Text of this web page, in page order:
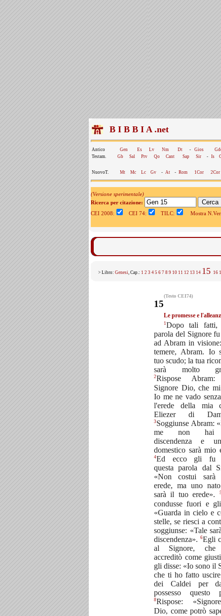
B I B B I A .net
Antico Gen Es Lv Nm Dt - Gios
Testam.
Gb Sal Prv Qo Cant Sap Sir - Is
NuovoT. Mt Mc Lc Gv - At - Rom 1Cor 2Cor
(Versione sperimentale)
Ricerca per citazione:
CEI 2008:
CEI 74: TILC: Mostra
> Libro: Genesi, Cap.: 1 2 3 4 5 6 7 8 9 10 11 12 13 14 15 16
(Testo CEI74)
15
Le promesse e
1Dopo tali fatti,
parola del Signore
ad Abram in
temere, Abram. Io
tuo scudo; la tua
sarà molto
2Rispose
Signore Dio, che
Io me ne vado
l'erede della mia
Eliezer di
3 Soggiunse Abram:
me non hai
discendenza e
domestico sarà mio
4Ed ecco gli fu
questa parola dal
«Non costui
erede, ma uno
sarà il tuo erede».
condusse fuori e
«Guarda in cielo e
stelle, se riesci a
soggiunse: «Tale
discendenza». 6Egli
al Signore, che
accreditò come
gli disse: «Io sono il
che ti ho fatto
dei Caldei per
possesso questo
8Rispose:
Dio, come potrò